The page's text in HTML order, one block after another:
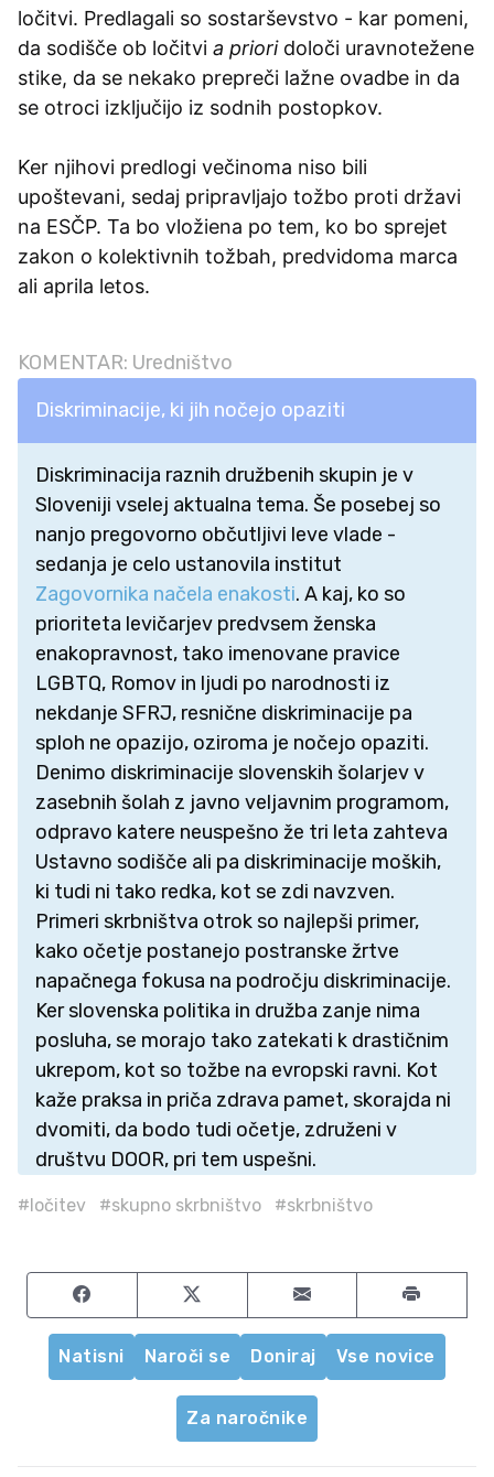
ločitvi. Predlagali so sostarševstvo - kar pomeni,
da sodišče ob ločitvi a prioridoloči uravnotežene
stike, da se nekako prepreči lažne ovadbe in da
se otroci izključijo iz sodnih postopkov.
Ker njihovi predlogi večinoma niso bili
upoštevani, sedaj pripravljajo tožbo proti državi
na ESČP. Ta bo vložiena po tem, ko bo sprejet
zakon o kolektivnih tožbah, predvidoma marca
ali aprila letos.
KOMENTAR: Uredništvo
Diskriminacije, ki jih nočejo opaziti
Diskriminacija raznih družbenih skupin je v
Sloveniji vselej aktualna tema. Še posebej so
nanjo pregovorno občutljivi leve vlade -
sedanja je celo ustanovila institut
Zagovornika načela enakosti. A kaj, ko so
prioriteta levičarjev predvsem ženska
enakopravnost, tako imenovane pravice
LGBTQ, Romov in ljudi po narodnosti iz
nekdanje SFRJ, resnične diskriminacije pa
sploh ne opazijo, oziroma je nočejo opaziti.
Denimo diskriminacije slovenskih šolarjev v
zasebnih šolah z javno veljavnim programom,
odpravo katere neuspešno že tri leta zahteva
Ustavno sodišče ali pa diskriminacije moških,
ki tudi ni tako redka, kot se zdi navzven.
Primeri skrbništva otrok so najlepši primer,
kako očetje postanejo postranske žrtve
napačnega fokusa na področju diskriminacije.
Ker slovenska politika in družba zanje nima
posluha, se morajo tako zatekati k drastičnim
ukrepom, kot so tožbe na evropski ravni. Kot
kaže praksa in priča zdrava pamet, skorajda ni
dvomiti, da bodo tudi očetje, združeni v
društvu DOOR, pri tem uspešni.
#ločitev #skupno skrbništvo #skrbništvo
Share on FacebookShare on TwitterShare by email
Natisni Naroči se Doniraj Vse novice
Za naročnike